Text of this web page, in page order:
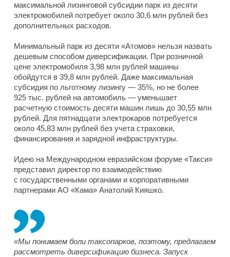
максимальной лизинговой субсидии парк из десяти
электромобилей потребует около 30,6 млн рублей без
дополнительных расходов.
Минимальный парк из десяти «Атомов» нельзя назвать
дешевым способом диверсификации. При розничной
цене электромобиля 3,98 млн рублей машины
обойдутся в 39,8 млн рублей. Даже максимальная
субсидия по льготному лизингу — 35%, но не более
925 тыс. рублей на автомобиль — уменьшает
расчетную стоимость десяти машин лишь до 30,55 млн
рублей. Для пятнадцати электрокаров потребуется
около 45,83 млн рублей без учета страховки,
финансирования и зарядной инфраструктуры.
Идею на Международном евразийском форуме «Такси»
представил директор по взаимодействию
с государственными органами и корпоративными
партнерами АО «Кама» Анатолий Кияшко.
«Мы понимаем боли таксопарков, поэтому, предлагаем
рассмотреть диверсификацию бизнеса. Запуск